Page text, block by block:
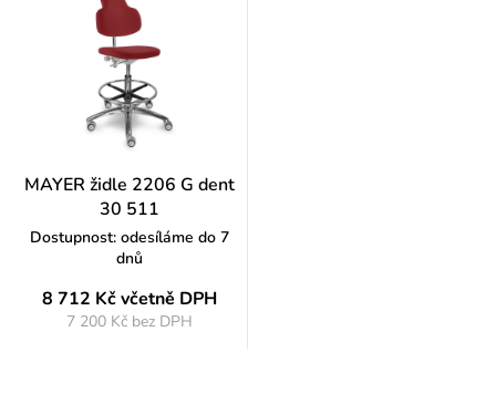
MAYER židle 2206 G dent
30 511
Dostupnost: odesíláme do 7
dnů
8 712 Kčvčetně DPH
7 200 Kč bez DPH